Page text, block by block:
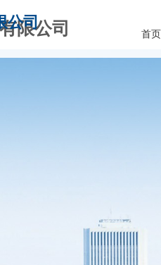
限公司 首页
公司